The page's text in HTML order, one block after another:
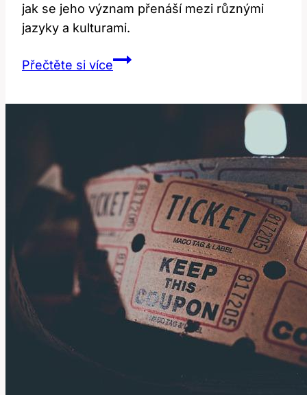
jak se jeho význam přenáší mezi různými
jazyky a kulturami.
Přečtěte si víceDvanáct:
Českém
Slovníku?